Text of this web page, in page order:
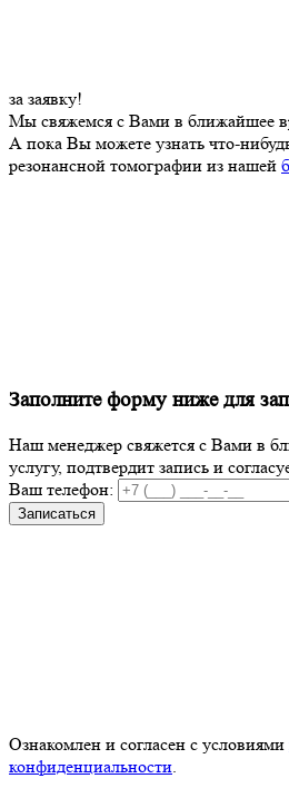
за заявку!
Мы свяжемся с Вами в ближайшее
А пока Вы можете узнать что-
резонансной томографии из нашей
Заполните форму ниже для
Наш менеджер свяжется с Вами в
услугу, подтвердит запись и
Ваш телефон:
Записаться
Ознакомлен и согласен с условиями
конфиденциальности